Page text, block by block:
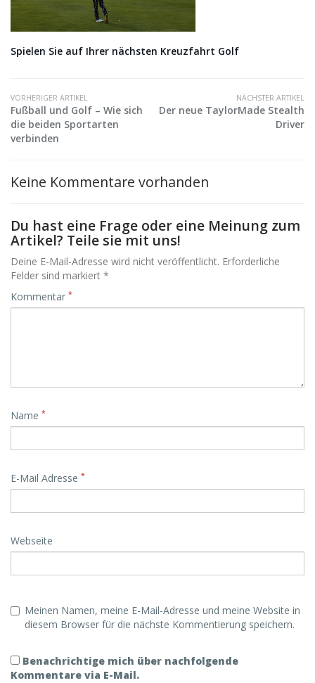
Spielen Sie auf Ihrer nächsten Kreuzfahrt Golf
VORHERIGER ARTIKEL
Fußball und Golf – Wie sich
die beiden Sportarten
verbinden
NÄCHSTER ARTIKEL
Der neue TaylorMade Stealth
Driver
Keine Kommentare vorhanden
Du hast eine Frage oder eine Meinung zum
Artikel? Teile sie mit uns!
Deine E-Mail-Adresse wird nicht veröffentlicht. Erforderliche
Felder sind markiert *
Kommentar *
Name *
E-Mail Adresse *
Webseite
Meinen Namen, meine E-Mail-Adresse und meine Website in
diesem Browser für die nächste Kommentierung speichern.
Benachrichtige mich über nachfolgende
Kommentare via E-Mail.